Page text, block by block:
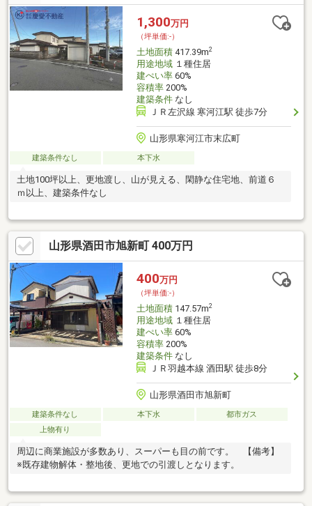
1,300万円
（坪単価:-）
土地面積417.39m2
用途地域１種住居
建ぺい率60%
容積率200%
建築条件なし
ＪＲ左沢線 寒河江駅 徒歩7分
山形県寒河江市末広町
建築条件なし 本下水
土地100坪以上、更地渡し、山が見える、閑静な住宅地、前道６
ｍ以上、建築条件なし
山形県酒田市旭新町 400万円
400万円
（坪単価:-）
土地面積147.57m2
用途地域１種住居
建ぺい率60%
容積率200%
建築条件なし
ＪＲ羽越本線 酒田駅 徒歩8分
山形県酒田市旭新町
建築条件なし 本下水
都市ガス
上物有り
周辺に商業施設が多数あり、スーパーも目の前です。 【備考】
※既存建物解体・整地後、更地での引渡しとなります。